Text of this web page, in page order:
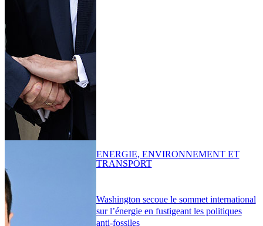
Washington secoue le sommet international
sur l’énergie en fustigeant les politiques
anti-fossiles
ENERGIE, ENVIRONNEMENT ET
TRANSPORT